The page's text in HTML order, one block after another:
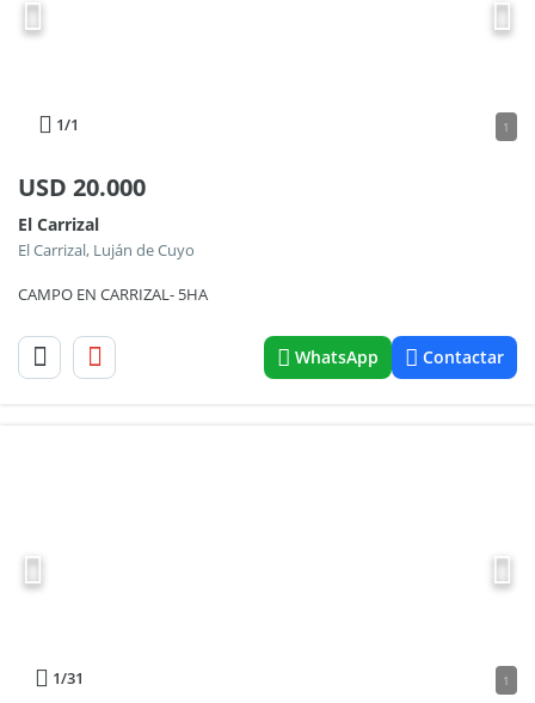
1/1 1
USD 20.000
El Carrizal
El Carrizal, Luján de Cuyo
CAMPO EN CARRIZAL- 5HA
WhatsApp Contactar
1/31 1